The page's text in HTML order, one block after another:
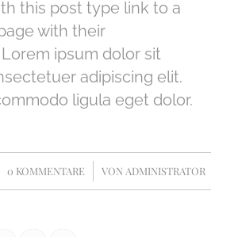
this post type link to a
with their
ipsum dolor sit
adipiscing elit.
ligula eget dolor.
0 KOMMENTARE
/ VONADMINISTRATOR